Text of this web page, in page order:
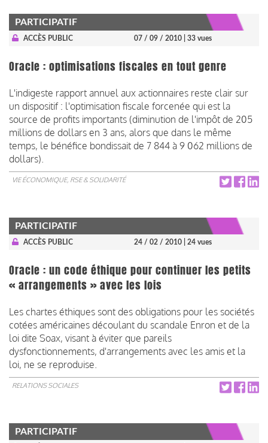
PARTICIPATIF
ACCÈS PUBLIC 07 / 09 / 2010 | 33 vues
Oracle : optimisations fiscales en tout genre
L'indigeste rapport annuel aux actionnaires reste clair sur
un dispositif : l'optimisation fiscale forcenée qui est la
source de profits importants (diminution de l'impôt de 205
millions de dollars en 3 ans, alors que dans le même
temps, le bénéfice bondissait de 7 844 à 9 062 millions de
dollars).
VIE ÉCONOMIQUE, RSE & SOLIDARITÉ
PARTICIPATIF
ACCÈS PUBLIC 24 / 02 / 2010 | 24 vues
Oracle : un code éthique pour continuer les petits
« arrangements » avec les lois
Les chartes éthiques sont des obligations pour les sociétés
cotées américaines découlant du scandale Enron et de la
loi dite Soax, visant à éviter que pareils
dysfonctionnements, d'arrangements avec les amis et la
loi, ne se reproduise.
RELATIONS SOCIALES
PARTICIPATIF